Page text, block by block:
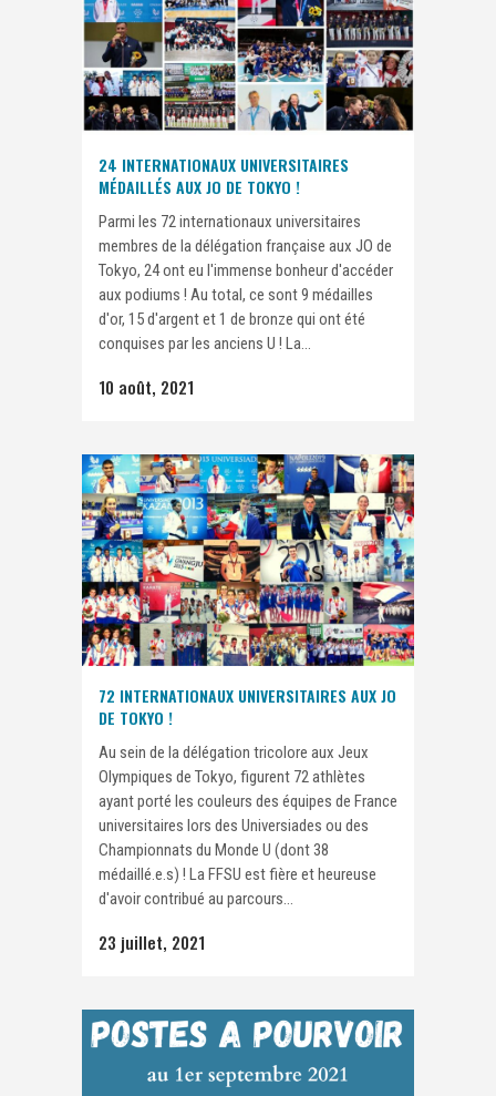
24 INTERNATIONAUX UNIVERSITAIRES
MÉDAILLÉS AUX JO DE TOKYO !
Parmi les 72 internationaux universitaires
membres de la délégation française aux JO de
Tokyo, 24 ont eu l'immense bonheur d'accéder
aux podiums ! Au total, ce sont 9 médailles
d'or, 15 d'argent et 1 de bronze qui ont été
conquises par les anciens U ! La...
10 août, 2021
72 INTERNATIONAUX UNIVERSITAIRES AUX JO
DE TOKYO !
Au sein de la délégation tricolore aux Jeux
Olympiques de Tokyo, figurent 72 athlètes
ayant porté les couleurs des équipes de France
universitaires lors des Universiades ou des
Championnats du Monde U (dont 38
médaillé.e.s) ! La FFSU est fière et heureuse
d'avoir contribué au parcours...
23 juillet, 2021